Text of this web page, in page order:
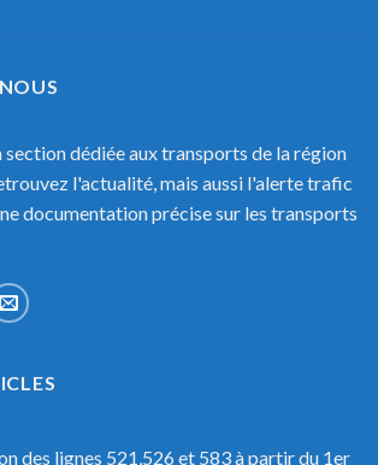
section dédiée aux transports de la région
l'actualité, mais aussi l'alerte trafic
documentation précise sur les transports
des lignes 521,526 et 583 à partir du 1er